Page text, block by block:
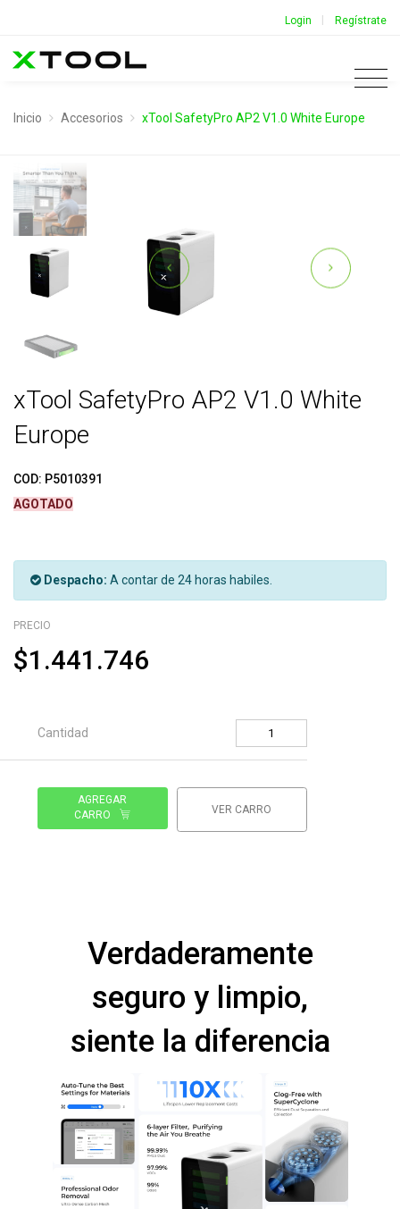
Login | Regístrate
Inicio Accesorios xTool SafetyPro AP2 V1.0 White Europe
xTool SafetyPro AP2 V1.0 White
Europe
COD: P5010391
AGOTADO
Despacho: A contar de 24 horas habiles.
PRECIO
$1.441.746
Cantidad
AGREGAR
CARRO
VER CARRO
Verdaderamente
seguro y limpio,
siente la diferencia